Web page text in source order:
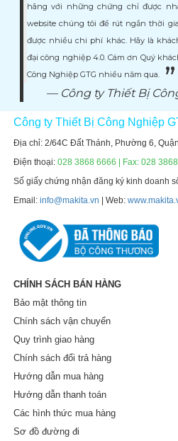
hãng với những chứng chỉ được
website chúng tôi để rút ngắn thời
được nhiều chi phí khác. Hãy là
đại công nghiệp 4.0. Cám ơn Quý
Công Nghiệp GTG nhiều năm qua.
Công ty Thiết Bị
Công ty Thiết Bị Công Nghiệp
Địa chỉ: 2/64C Đất Thánh, Phường 6,
Điện thoại:028 3868 6666 | Fax: 028
Số giấy chứng nhận đăng ký kinh doanh
Email:info@makita.vn | Web:
CHÍNH SÁCH BÁN HÀNG
Bảo mật thông tin
Chính sách vận chuyển
Quy trình giao hàng
Chính sách đổi trả hàng
Hướng dẫn mua hàng
Hướng dẫn thanh toán
Các hình thức mua hàng
Sơ đồ đường đi